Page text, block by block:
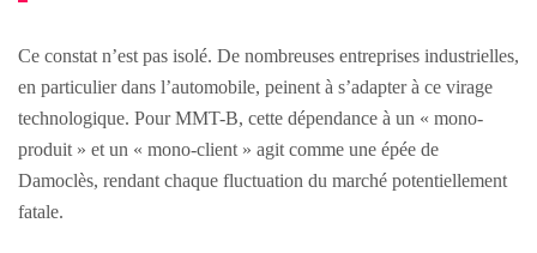
Ce constat n’est pas isolé. De nombreuses entreprises industrielles,
en particulier dans l’automobile, peinent à s’adapter à ce virage
technologique. Pour MMT-B, cette dépendance à un « mono-
produit » et un « mono-client » agit comme une épée de
Damoclès, rendant chaque fluctuation du marché potentiellement
fatale.